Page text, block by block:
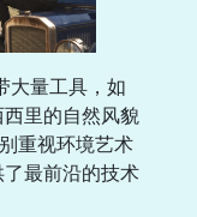
大量工具，如
里的自然风貌
重视环境艺术
最前沿的技术